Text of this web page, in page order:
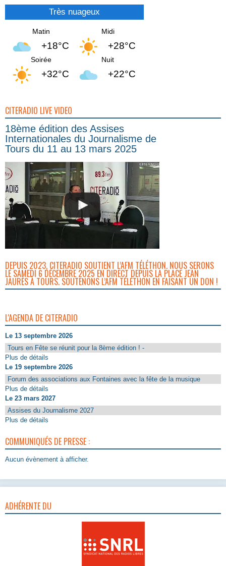
Très nuageux
Matin
+18°C
Midi
+28°C
Soirée
+32°C
Nuit
+22°C
CITERADIO LIVE VIDEO
18ème édition des Assises
Internationales du Journalisme de
Tours du 11 au 13 mars 2025
DEPUIS 2023, CITERADIO SOUTIENT L’AFM TÉLÉTHON. NOUS SERONS
LE SAMEDI 6 DÉCEMBRE 2025 EN DIRECT DEPUIS LA PLACE JEAN
JAURÈS À TOURS. SOUTENONS L’AFM TÉLÉTHON EN FAISANT UN DON !
L'AGENDA DE CITERADIO
Le 13 septembre 2026
Tours en Fête se réunit pour la 8ème édition ! -
Plus de détails
Le 19 septembre 2026
Forum des associations aux Fontaines avec la fête de la musique
Plus de détails
Le 23 mars 2027
Assises du Journalisme 2027
Plus de détails
COMMUNIQUÉS DE PRESSE :
Aucun évènement à afficher.
ADHÉRENTE DU